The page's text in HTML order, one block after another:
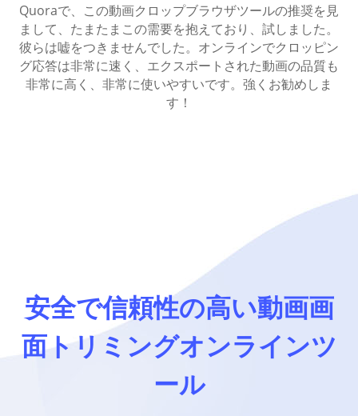
Quoraで、この動画クロップブラウザツールの推奨を見
まして、たまたまこの需要を抱えており、試しました。
彼らは嘘をつきませんでした。オンラインでクロッピン
グ応答は非常に速く、エクスポートされた動画の品質も
非常に高く、非常に使いやすいです。強くお勧めしま
す！
安全で信頼性の高い動画画
面トリミングオンラインツ
ール